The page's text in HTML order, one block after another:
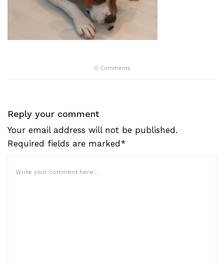
0 Comments
Reply your comment
Your email address will not be published.
Required fields are marked*